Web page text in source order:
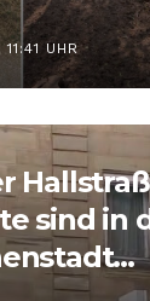
UHR
sind in